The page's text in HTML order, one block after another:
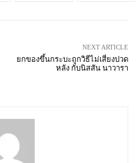
NEXT ARTICLE
ยกของขึ้นกระบะถูกวิธีไม่เสี่ยงปวด
หลัง กับนิสสัน นาวารา